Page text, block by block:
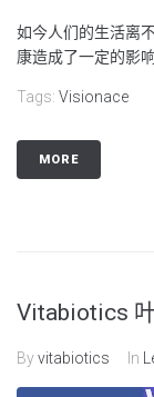
如今人们的生活离
康造成了一定的影
Tags: Visionace
MORE
Vitabiotics
Byvitabiotics In